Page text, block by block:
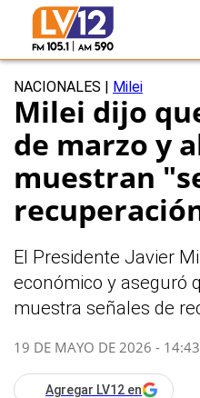
NACIONALES Milei
Milei dijo
de marzo y
muestran
El Presidente Javier
económico y aseguró
muestra señales de
19 DE MAYO DE 2026 - 14:43
Agregar LV12 en